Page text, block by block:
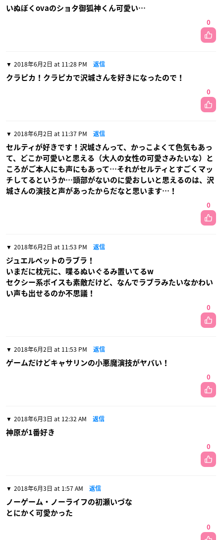
いぬぼくovaのショタ御狐神くん可愛い…
0
2018年6月2日 at 11:28 PM 返信
クラピカ！クラピカで沢城さんを好きになったので！
0
2018年6月2日 at 11:37 PM 返信
セルティが好きです！沢城さんって、かっこよくて色気もあっ
て、どこか可愛いと思える（大人の女性の可愛さみたいな）と
ころがご本人にも声にもあって…それがセルティとすごくマッ
チしてるというか…頭部がないのに愛おしいと思えるのは、沢
城さんの演技と声があったからだなと思います…！
0
2018年6月2日 at 11:53 PM 返信
ジュエルペットのラブラ！
いまだに枕元に、喋るぬいぐるみ置いてるw
セクシー系ボイスも素敵だけど、なんでラブラみたいなかわい
い声も出せるのか不思議！
0
2018年6月2日 at 11:53 PM 返信
ゲームだけどキャサリンの小悪魔演技がヤバい！
0
2018年6月3日 at 12:32 AM 返信
神原が1番好き
0
2018年6月3日 at 1:57 AM 返信
ノーゲーム・ノーライフの初瀬いづな
とにかく可愛かった
0